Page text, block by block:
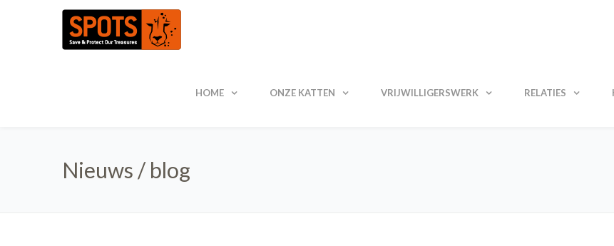
HOME ONZE KATTEN VRIJWILLIGERSWERK RELATIES
Nieuws / blog